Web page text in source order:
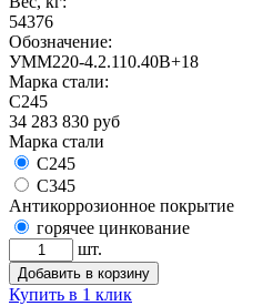
54376
Обозначение:
УММ220-4.2.110.40В+18
Марка стали:
С245
34 283 830 руб
Марка стали
С245
С345
Антикоррозионное покрытие
горячее цинкование
шт.
Добавить в корзину
Купить в 1 клик